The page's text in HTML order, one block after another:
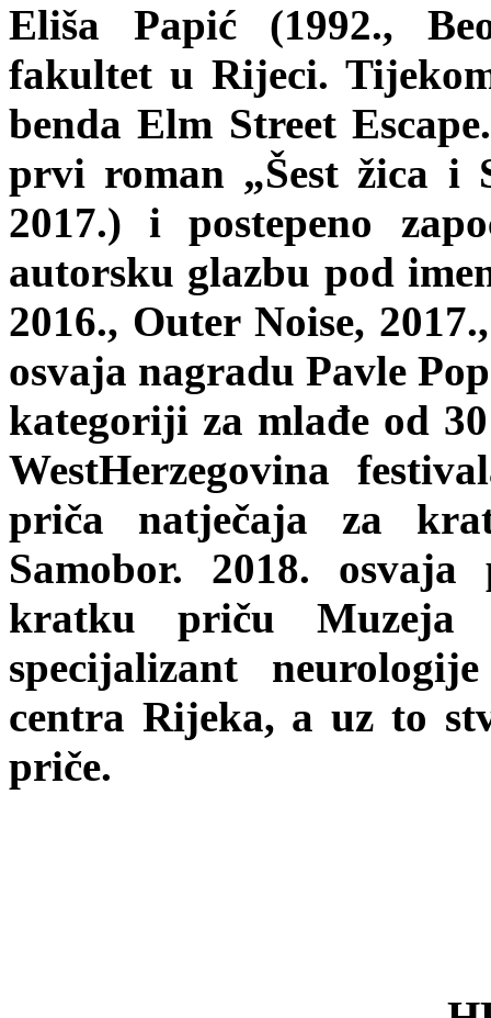
Eliša Papić (1992.,
fakultet u Rijeci.
benda Elm Street
prvi roman „Šest žica i
2017.) i postepeno
autorsku glazbu pod
2016., Outer Noise,
osvaja nagradu Pavle
kategoriji za mlađe od
WestHerzegovina
priča natječaja za
Samobor. 2018.
kratku priču Muzeja
specijalizant
centra Rijeka, a uz to
priče.